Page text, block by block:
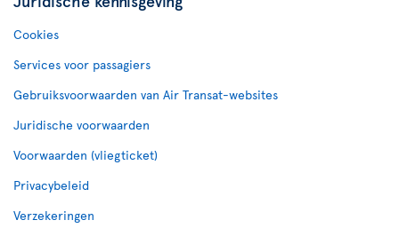
Cookies
Services voor passagiers
Gebruiksvoorwaarden van Air Transat-websites
Juridische voorwaarden
Voorwaarden (vliegticket)
Privacybeleid
Verzekeringen